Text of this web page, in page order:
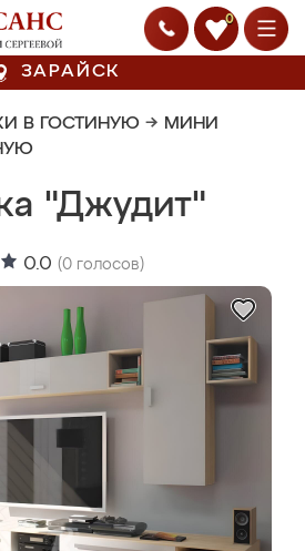
0
ЗАРАЙСК
В ГОСТИНУЮ → МИНИ
"Джудит"
0.0 (0 голосов)